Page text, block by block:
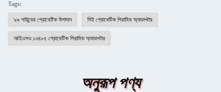
Tags:
৯৯ পাউন্ডের প্রোথেটিক উপাদান সিই প্রোথেটিক পিরামিড অ্যাডাপ্টার
আইএসও ১৩৪৮৫ প্রোথেটিক পিরামিড অ্যাডাপ্টার
অনুরূপ পণ্য